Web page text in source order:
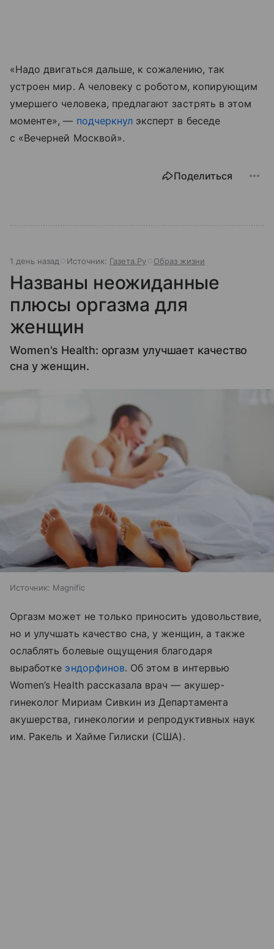
«Надо двигаться дальше, к сожалению, так
устроен мир. А человеку с роботом, копирующим
умершего человека, предлагают застрять в этом
моменте», — подчеркнул эксперт в беседе
с «Вечерней Москвой».
Поделиться
1 день назад Источник: Газета.Ру Образ жизни
Названы неожиданные
плюсы оргазма для
женщин
Women's Health: оргазм улучшает качество
сна у женщин.
Источник: Magnific
Оргазм может не только приносить удовольствие,
но и улучшать качество сна, у женщин, а также
ослаблять болевые ощущения благодаря
выработке эндорфинов. Об этом в интервью
Women’s Health рассказала врач — акушер-
гинеколог Мириам Сивкин из Департамента
акушерства, гинекологии и репродуктивных наук
им. Ракель и Хайме Гилиски (США).